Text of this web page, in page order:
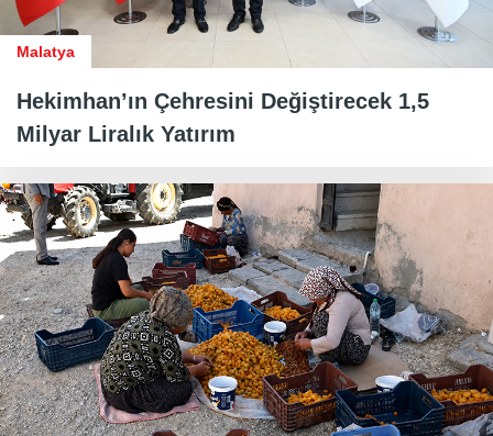
Malatya
Hekimhan’ın Çehresini Değiştirecek 1,5
Milyar Liralık Yatırım